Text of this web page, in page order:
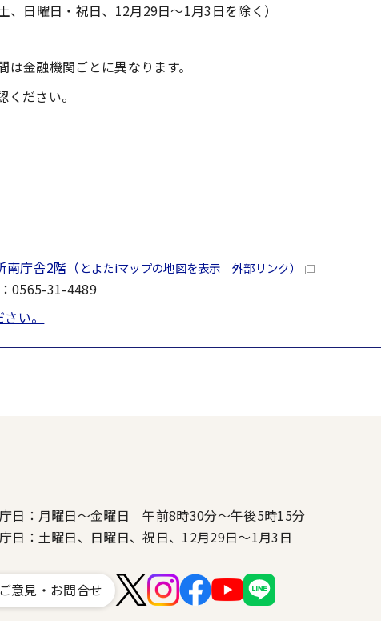
日曜日・祝日、12月29日～1月3日を除く）
金融機関ごとに異なります。
ださい。
庁舎2階（ とよたiマップの地図を表示 外部リンク）
0565-31-4489
い。
日：月曜日～金曜日 午前8時30分～午後5時15分
日：土曜日、日曜日、祝日、12月29日～1月3日
意見・お問合せ